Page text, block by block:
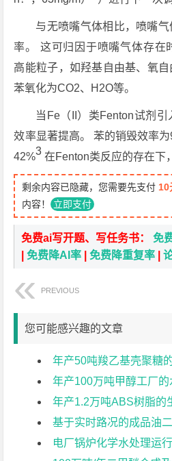
与无喷嘴气体相比，喷嘴
率。 这可归因于喷嘴气体存在
高能粒子，如羟基自由基、氧
苯氧化为CO2、H2O等。
当Fe（II）类Fenton试剂
效率显著提高。 苯的销毁效率
42%3 在Fenton类反应的存在下
剩余内容已隐藏，您需要先支付 10
内容！ 立即支付
免费ai写开题、写任务书：免
|免费降AI率 |免费降重复率 |
PREVIOUS
您可能感兴趣的文章
年产50吨羧乙基壳聚糖
年产100万吨甲醇工厂的水煤
年产1.2万吨ABS树脂的生
基于实时路况的成品油二次
电厂锅炉化学水处理运